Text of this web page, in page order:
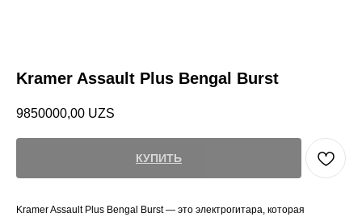
Kramer Assault Plus Bengal Burst
9850000,00 UZS
КУПИТЬ
Kramer Assault Plus Bengal Burst — это электрогитара, которая